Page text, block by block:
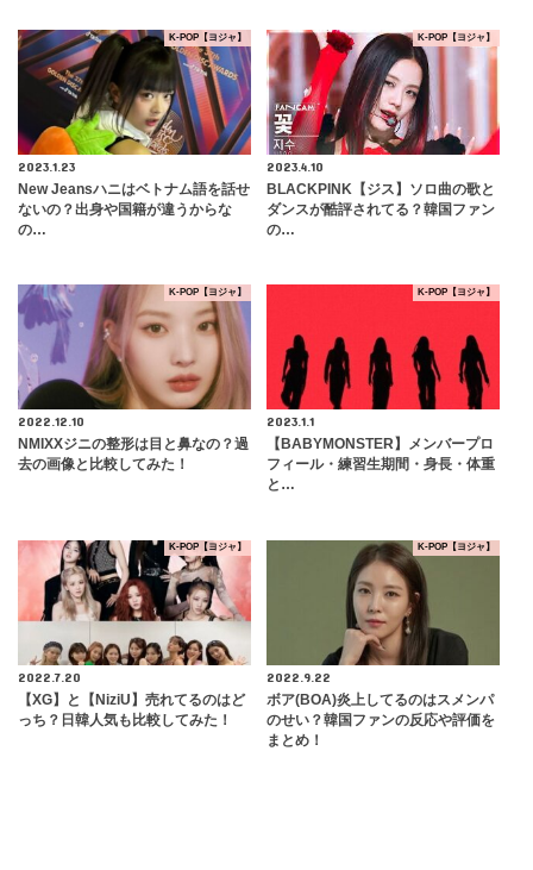
K-POP【ヨジャ】
2023.1.23
New Jeansハニはベトナム語を話せ
ないの？出身や国籍が違うからな
の…
K-POP【ヨジャ】
2023.4.10
BLACKPINK【ジス】ソロ曲の歌と
ダンスが酷評されてる？韓国ファン
の…
K-POP【ヨジャ】
2022.12.10
NMIXXジニの整形は目と鼻なの？過
去の画像と比較してみた！
K-POP【ヨジャ】
2023.1.1
【BABYMONSTER】メンバープロ
フィール・練習生期間・身長・体重
と…
K-POP【ヨジャ】
2022.7.20
【XG】と【NiziU】売れてるのはど
っち？日韓人気も比較してみた！
K-POP【ヨジャ】
2022.9.22
ボア(BOA)炎上してるのはスメンパ
のせい？韓国ファンの反応や評価を
まとめ！